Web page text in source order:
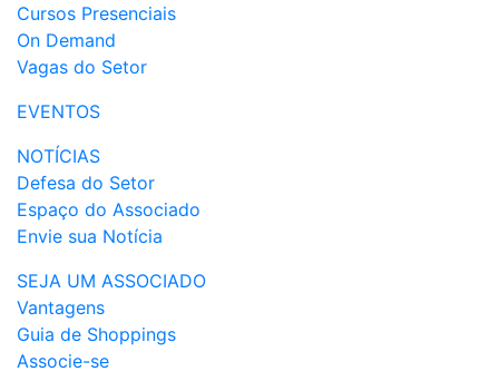
Cursos Presenciais
On Demand
Vagas do Setor
EVENTOS
NOTÍCIAS
Defesa do Setor
Espaço do Associado
Envie sua Notícia
SEJA UM ASSOCIADO
Vantagens
Guia de Shoppings
Associe-se